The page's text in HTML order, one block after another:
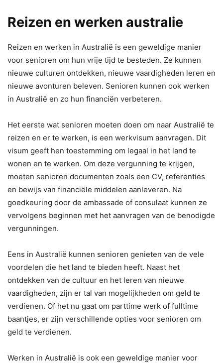
Reizen en werken australie
Reizen en werken in Australië is een geweldige manier
voor senioren om hun vrije tijd te besteden. Ze kunnen
nieuwe culturen ontdekken, nieuwe vaardigheden leren en
nieuwe avonturen beleven. Senioren kunnen ook werken
in Australië en zo hun financiën verbeteren.
Het eerste wat senioren moeten doen om naar Australië te
reizen en er te werken, is een werkvisum aanvragen. Dit
visum geeft hen toestemming om legaal in het land te
wonen en te werken. Om deze vergunning te krijgen,
moeten senioren documenten zoals een CV, referenties
en bewijs van financiële middelen aanleveren. Na
goedkeuring door de ambassade of consulaat kunnen ze
vervolgens beginnen met het aanvragen van de benodigde
vergunningen.
Eens in Australië kunnen senioren genieten van de vele
voordelen die het land te bieden heeft. Naast het
ontdekken van de cultuur en het leren van nieuwe
vaardigheden, zijn er tal van mogelijkheden om geld te
verdienen. Of het nu gaat om parttime werk of fulltime
baantjes, er zijn verschillende opties voor senioren om
geld te verdienen.
Werken in Australië is ook een geweldige manier voor